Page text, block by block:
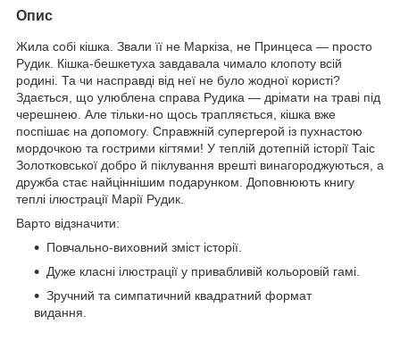
Опис
Жила собі кішка. Звали її не Маркіза, не Принцеса — просто
Рудик. Кішка-бешкетуха завдавала чимало клопоту всій
родині. Та чи насправді від неї не було жодної користі?
Здається, що улюблена справа Рудика — дрімати на траві під
черешнею. Але тільки-но щось трапляється, кішка вже
поспішає на допомогу. Справжній супергерой із пухнастою
мордочкою та гострими кігтями! У теплій дотепній історії Таіс
Золотковської добро й піклування врешті винагороджуються, а
дружба стає найціннішим подарунком. Доповнюють книгу
теплі ілюстрації Марії Рудик.
Варто відзначити:
Повчально-виховний зміст історії.
Дуже класні ілюстрації у привабливій кольоровій гамі.
Зручний та симпатичний квадратний формат
видання.